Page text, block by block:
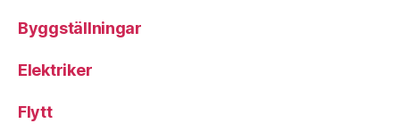
Byggställningar
Elektriker
Flytt